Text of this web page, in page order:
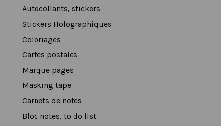
Autocollants, stickers
Stickers Holographiques
Coloriages
Cartes postales
Marque pages
Masking tape
Carnets de notes
Bloc notes, to do list